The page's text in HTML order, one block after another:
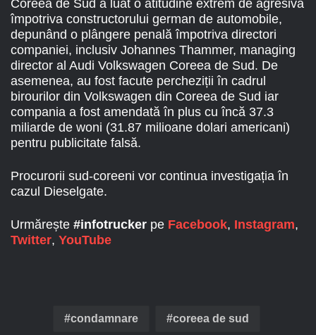
Coreea de Sud a luat o atitudine extrem de agresivă
împotriva constructorului german de automobile,
depunând o plângere penală împotriva directori
companiei, inclusiv Johannes Thammer, managing
director al Audi Volkswagen Coreea de Sud. De
asemenea, au fost facute percheziții în cadrul
birourilor din Volkswagen din Coreea de Sud iar
compania a fost amendată în plus cu încă 37.3
miliarde de woni (31.87 milioane dolari americani)
pentru publicitate falsă.
Procurorii sud-coreeni vor continua investigația în
cazul Dieselgate.
Urmărește #infotrucker pe Facebook, Instagram,
Twitter, YouTube
condamnare coreea de sud